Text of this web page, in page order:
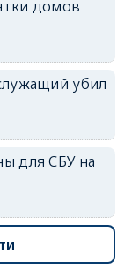
домов
убил
для СБУ на